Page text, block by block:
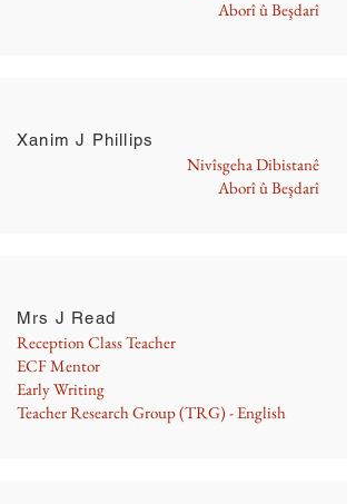
Aborî û Beşdarî
Xanim J Phillips
Nivîsgeha Dibistanê
Aborî û Beşdarî
Mrs J Read
Reception Class Teacher
ECF Mentor
Early Writing
Teacher Research Group (TRG) - English